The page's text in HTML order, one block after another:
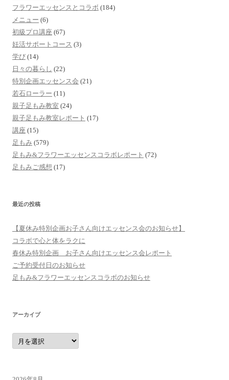
フラワーエッセンスとコラボ (184)
メニュー (6)
初級プロ講座 (67)
妊活サポートコース (3)
学び (14)
日々の暮らし (22)
特別企画エッセンス会 (21)
若石ローラー (11)
親子足もみ教室 (24)
親子足もみ教室レポート (17)
講座 (15)
足もみ (579)
足もみ&フラワーエッセンスコラボレポート (72)
足もみご感想 (17)
最近の投稿
【夏休み特別企画お子さん向けエッセンス会のお知らせ】
コラボで心と体をラクに
春休み特別企画 お子さん向けエッセンス会レポート
ご予約受付日のお知らせ
足もみ&フラワーエッセンスコラボのお知らせ
アーカイブ
ア
ー
カ